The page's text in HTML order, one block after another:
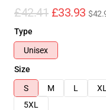
£42.41 £33.93
Type
Unisex
Size
S
M L XL
5XL